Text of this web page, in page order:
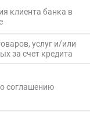
клиента банка в
услуг и/или
за счет кредита
соглашению